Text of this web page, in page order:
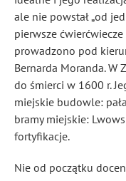
ale nie powstał „od
pierwsze
prowadzono pod
Bernarda Moranda. W
do śmierci w 1600 r.
miejskie budowle:
bramy miejskie:
fortyfikacje.
Nie od początku